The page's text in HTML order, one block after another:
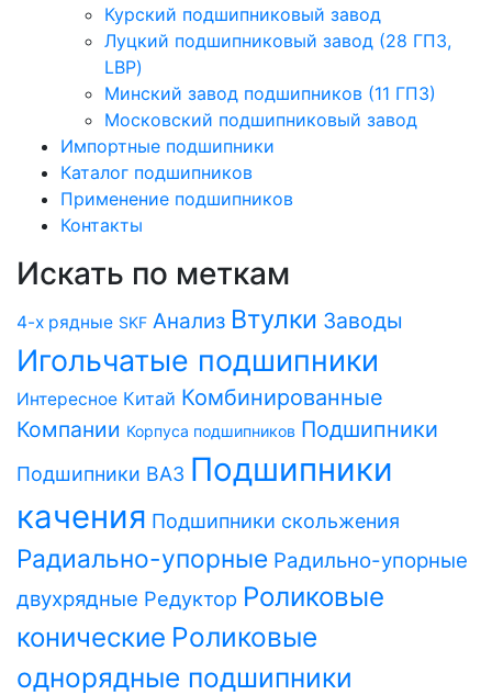
Курский подшипниковый завод
Луцкий подшипниковый завод (28 ГПЗ,
LBP)
Минский завод подшипников (11 ГПЗ)
Московский подшипниковый завод
Импортные подшипники
Каталог подшипников
Применение подшипников
Контакты
Искать по меткам
4-х рядные SKF Анализ Втулки Заводы
Игольчатые подшипники
Интересное Китай Комбинированные
Компании Корпуса подшипников Подшипники
Подшипники ВАЗ Подшипники
качения Подшипники скольжения
Радиально-упорные Радильно-упорные
двухрядные Редуктор Роликовые
конические Роликовые
однорядные подшипники